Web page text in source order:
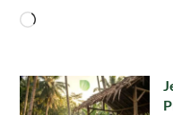
Memuat...